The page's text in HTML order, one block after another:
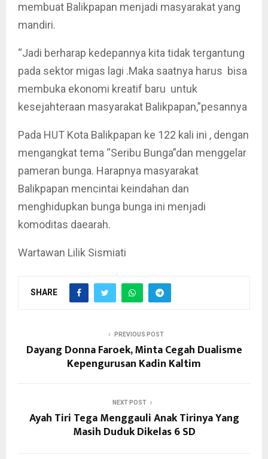
membuat Balikpapan menjadi masyarakat yang
mandiri.
“Jadi berharap kedepannya kita tidak tergantung
pada sektor migas lagi .Maka saatnya harus bisa
membuka ekonomi kreatif baru untuk
kesejahteraan masyarakat Balikpapan,”pesannya
Pada HUT Kota Balikpapan ke 122 kali ini , dengan
mengangkat tema “Seribu Bunga”dan menggelar
pameran bunga. Harapnya masyarakat
Balikpapan mencintai keindahan dan
menghidupkan bunga bunga ini menjadi
komoditas daearah.
Wartawan Lilik Sismiati
SHARE
PREVIOUS POST
Dayang Donna Faroek, Minta Cegah Dualisme
Kepengurusan Kadin Kaltim
NEXT POST
Ayah Tiri Tega Menggauli Anak Tirinya Yang
Masih Duduk Dikelas 6 SD